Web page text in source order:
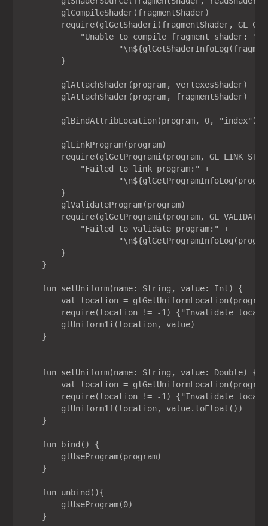
        glCompileShader(fragmentShader)
require(glGetShaderi(fragmentShader,
"Unable to compile fragment shader: '/
        }
        glAttachShader(program, vertexesShader)
        glAttachShader(program, fragmentShader)
        glBindAttribLocation(program, 0, "index")
        glLinkProgram(program)
require(glGetProgrami(program,
            "Failed to link program:" +
        }
        glValidateProgram(program)
require(glGetProgrami(program,
            "Failed to validate program:" +
        }
    }
    fun setUniform(name: String, value: Int) {
val location =
require(location != -1) {"Invalidate
        glUniform1i(location, value)
    }
    fun setUniform(name: String, value: Double) {
val location =
require(location != -1) {"Invalidate
        glUniform1f(location, value.toFloat())
    }
    fun bind() {
        glUseProgram(program)
    }
    fun unbind(){
        glUseProgram(0)
    }